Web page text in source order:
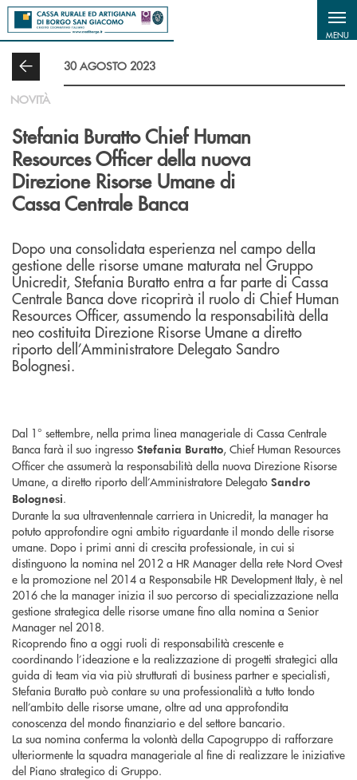
Salta al contenuto principale
MENU
30 AGOSTO 2023
NOVITÀ
Stefania Buratto Chief Human
Resources Officer della nuova
Direzione Risorse Umane di
Cassa Centrale Banca
Dopo una consolidata esperienza nel campo della
gestione delle risorse umane maturata nel Gruppo
Unicredit, Stefania Buratto entra a far parte di Cassa
Centrale Banca dove ricoprirà il ruolo di Chief Human
Resources Officer, assumendo la responsabilità della
neo costituita Direzione Risorse Umane a diretto
riporto dell’Amministratore Delegato Sandro
Bolognesi.
Dal 1° settembre, nella prima linea manageriale di Cassa Centrale
Banca farà il suo ingresso Stefania Buratto, Chief Human Resources
Officer che assumerà la responsabilità della nuova Direzione Risorse
Umane, a diretto riporto dell’Amministratore Delegato Sandro
Bolognesi.
Durante la sua ultraventennale carriera in Unicredit, la manager ha
potuto approfondire ogni ambito riguardante il mondo delle risorse
umane. Dopo i primi anni di crescita professionale, in cui si
distinguono la nomina nel 2012 a HR Manager della rete Nord Ovest
e la promozione nel 2014 a Responsabile HR Development Italy, è nel
2016 che la manager inizia il suo percorso di specializzazione nella
gestione strategica delle risorse umane fino alla nomina a Senior
Manager nel 2018.
Ricoprendo fino a oggi ruoli di responsabilità crescente e
coordinando l’ideazione e la realizzazione di progetti strategici alla
guida di team via via più strutturati di business partner e specialisti,
Stefania Buratto può contare su una professionalità a tutto tondo
nell’ambito delle risorse umane, oltre ad una approfondita
conoscenza del mondo finanziario e del settore bancario.
La sua nomina conferma la volontà della Capogruppo di rafforzare
ulteriormente la squadra manageriale al fine di realizzare le iniziative
del Piano strategico di Gruppo.